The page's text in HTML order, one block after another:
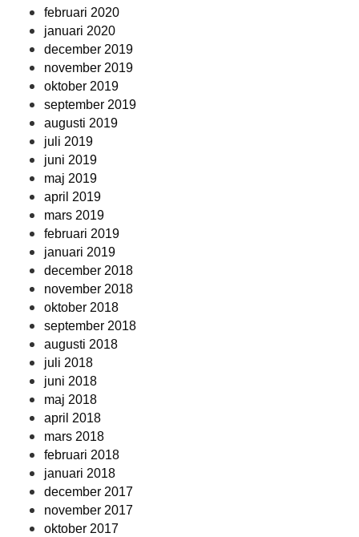
februari 2020
januari 2020
december 2019
november 2019
oktober 2019
september 2019
augusti 2019
juli 2019
juni 2019
maj 2019
april 2019
mars 2019
februari 2019
januari 2019
december 2018
november 2018
oktober 2018
september 2018
augusti 2018
juli 2018
juni 2018
maj 2018
april 2018
mars 2018
februari 2018
januari 2018
december 2017
november 2017
oktober 2017